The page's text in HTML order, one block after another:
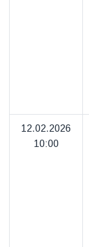
12.02.2026
10:00